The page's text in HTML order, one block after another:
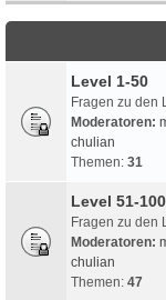
Level 1-50
Fragen zu den
Moderatoren:
chulian
Themen: 31
Level 51-100
Fragen zu den
Moderatoren:
chulian
Themen: 47